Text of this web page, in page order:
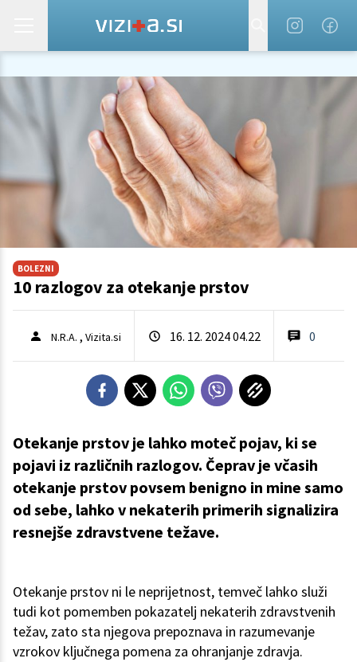
BOLEZNI
10 razlogov za otekanje prstov
N.R.A. , Vizita.si 16. 12. 2024 04.22 0
Otekanje prstov je lahko moteč pojav, ki se
pojavi iz različnih razlogov. Čeprav je včasih
otekanje prstov povsem benigno in mine samo
od sebe, lahko v nekaterih primerih signalizira
resnejše zdravstvene težave.
Otekanje prstov ni le neprijetnost, temveč lahko služi
tudi kot pomemben pokazatelj nekaterih zdravstvenih
težav, zato sta njegova prepoznava in razumevanje
vzrokov ključnega pomena za ohranjanje zdravja.